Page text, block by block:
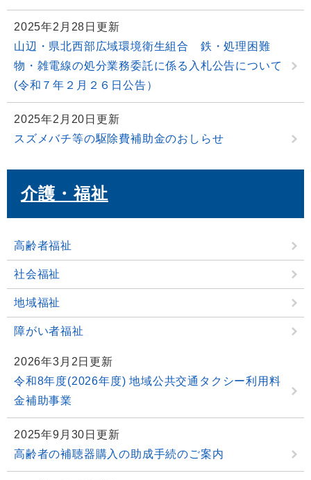
2025年2月28日更新
山辺・県北西部広域環境衛生組合 鉄・処理困難
物・雑電線の処分業務委託に係る入札公告について
(令和７年２月２６日公告）
2025年2月20日更新
スズメバチ等の駆除費補助金のおしらせ
介護・福祉
高齢者福祉
社会福祉
地域福祉
障がい者福祉
2026年3月2日更新
令和8年度(2026年度) 地域公共交通タクシー利用料
金補助事業
2025年9月30日更新
高齢者の補聴器購入の助成手続のご案内